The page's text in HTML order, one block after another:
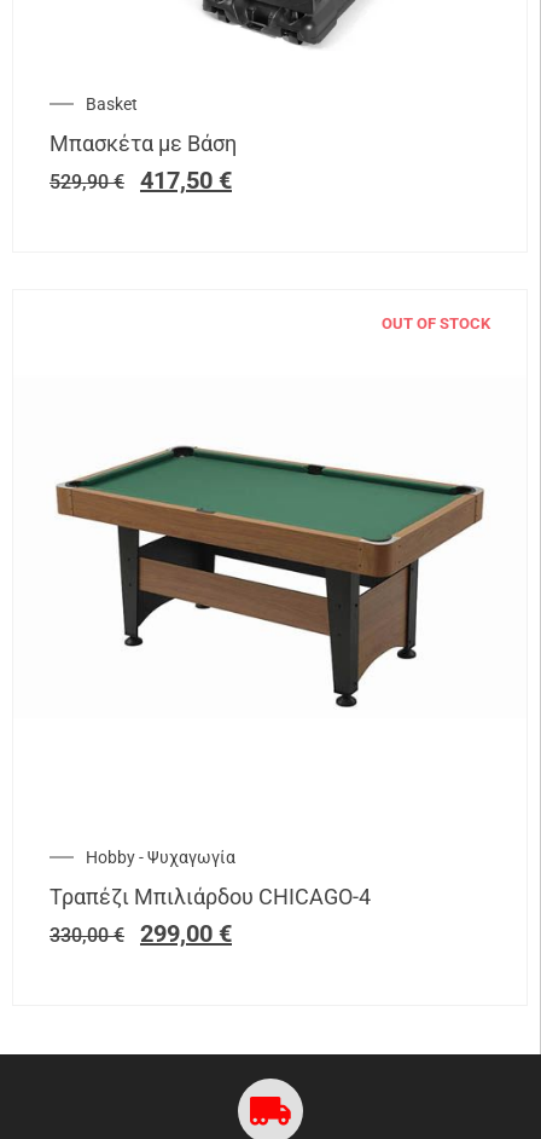
Basket
Μπασκέτα με Βάση
529,90€ 417,50 €
OUT OF STOCK
Hobby - Ψυχαγωγία
Τραπέζι Μπιλιάρδου CHICAGO-4
330,00€ 299,00 €